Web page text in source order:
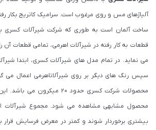
آلیاژهای مس و روی مرغوب است. سرامیک کاتریج بکار
ساخت آلمان است به طوری که شرکت شیرآلات کسری
قطعات به کار رفته در شیرآلات اهرمی، تمامی قطعات آن
می نماید. در تمام مدل های شیرآلات کسری، ابتدا
سپس رنگ های دیگر بر روی شیرآلاتاهرمی اعمال می
محصولات شرکت کسری حدود ۲۰
محصول مشابهی مشاهده می شود. مجموع شیرآلات
بیشتری برخوردار شوند و کمتر در معرض فرسایش قرار